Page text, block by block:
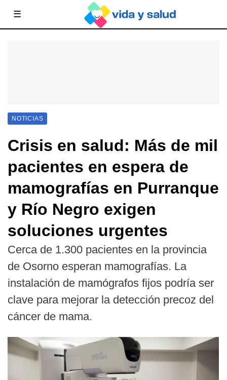
☰
NOTICIAS
Crisis en salud: Más de mil
pacientes en espera de
mamografías en Purranque
y Río Negro exigen
soluciones urgentes
Cerca de 1.300 pacientes en la provincia
de Osorno esperan mamografías. La
instalación de mamógrafos fijos podría ser
clave para mejorar la detección precoz del
cáncer de mama.